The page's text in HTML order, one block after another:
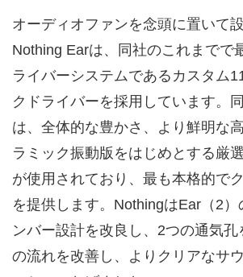
オーディオファンを念頭に置いて
Nothing Earは、同社のこれまでで
ライバーシステムであるカスタム
クドライバーを採用しています。
は、全体的な豊かさ、より鮮明な
ラミック振動版をはじめとする厳
が使用されており、最も本格的で
を提供します。NothingはEar（2）
ンバー設計を改良し、2つの通気
の流れを改善し、よりクリアなサ